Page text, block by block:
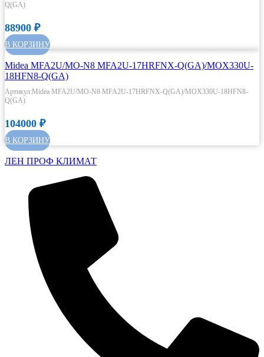
Q(GA)
88900 ₽
В КОРЗИНУ
Midea MFA2U/MO-N8 MFA2U-17HRFNX-Q(GA)/MOX330U-
18HFN8-Q(GA)
Артикул:Midea MFA2U/MO-N8 MFA2U-17HRFNX-Q(GA)/MOX330U-18HFN8-
Q(GA)
104000 ₽
В КОРЗИНУ
ЛЕН ПРОФ КЛИМАТ